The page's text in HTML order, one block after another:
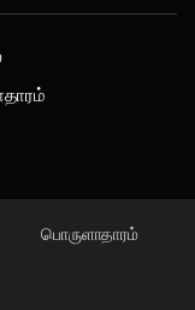
பொருளாதாரம்